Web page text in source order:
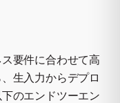
要件に合わせて高
生入力からデプロ
のエンドツーエン